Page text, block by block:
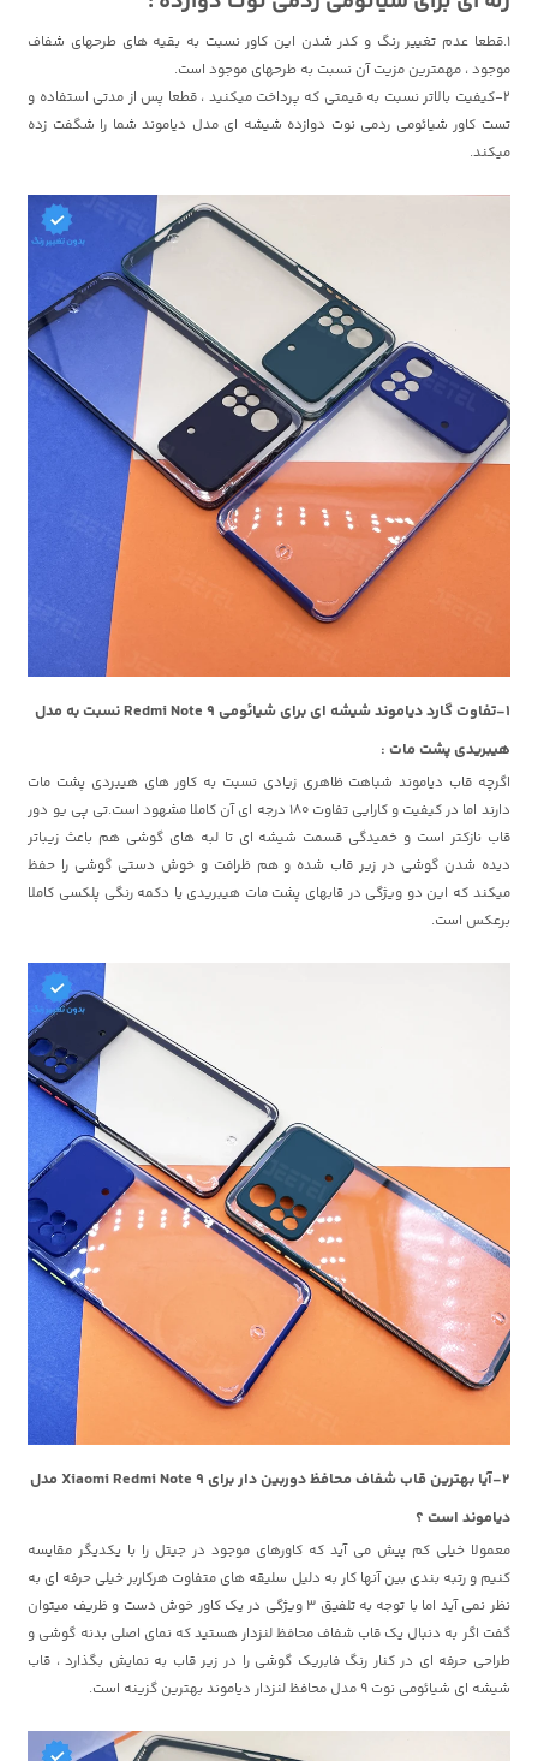
1.قطعا عدم تغییر رنگ و کدر شدن این کاور نسبت به بقیه های طرحهای شفاف
موجود ، مهمترین مزیت آن نسبت به طرحهای موجود است.
2-کیفیت بالاتر نسبت به قیمتی که پرداخت میکنید ، قطعا پس از مدتی استفاده و
تست کاور شیائومی ردمی نوت دوازده شیشه ای مدل دیاموند شما را شگفت زده
میکند.
1-تفاوت گارد دیاموند شیشه ای برای شیائومی Redmi Note 9 نسبت به مدل
هیبریدی پشت مات :
اگرچه قاب دیاموند شباهت ظاهری زیادی نسبت به کاور های هیبردی پشت مات
دارند اما در کیفیت و کارایی تفاوت 180 درجه ای آن کاملا مشهود است.تی پی یو دور
قاب نازکتر است و خمیدگی قسمت شیشه ای تا لبه های گوشی هم باعث زیباتر
دیده شدن گوشی در زیر قاب شده و هم ظرافت و خوش دستی گوشی را حفظ
میکند که این دو ویژگی در قابهای پشت مات هیبریدی یا دکمه رنگی پلکسی کاملا
برعکس است.
2-آیا بهترین قاب شفاف محافظ دوربین دار برای Xiaomi Redmi Note 9 مدل
دیاموند است ؟
معمولا خیلی کم پیش می آید که کاورهای موجود در جیتل را با یکدیگر مقایسه
کنیم و رتبه بندی بین آنها کار به دلیل سلیقه های متفاوت هرکاربر خیلی حرفه ای به
نظر نمی آید اما با توجه به تلفیق 3 ویژگی در یک کاور خوش دست و ظریف میتوان
گفت اگر به دنبال یک قاب شفاف محافظ لنزدار هستید که نمای اصلی بدنه گوشی و
طراحی حرفه ای در کنار رنگ فابریک گوشی را در زیر قاب به نمایش بگذارد ، قاب
شیشه ای شیائومی نوت 9 مدل محافظ لنزدار دیاموند بهترین گزینه است.